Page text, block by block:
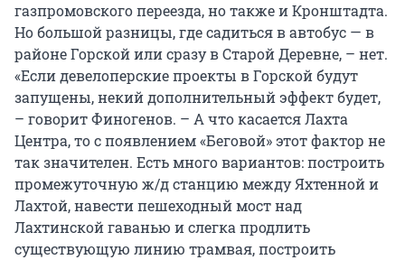
газпромовского переезда, но также и Кронштадта.
Но большой разницы, где садиться в автобус — в
районе Горской или сразу в Старой Деревне, – нет.
«Если девелоперские проекты в Горской будут
запущены, некий дополнительный эффект будет,
– говорит Финогенов. – А что касается Лахта
Центра, то с появлением «Беговой» этот фактор не
так значителен. Есть много вариантов: построить
промежуточную ж/д станцию между Яхтенной и
Лахтой, навести пешеходный мост над
Лахтинской гаванью и слегка продлить
существующую линию трамвая, построить